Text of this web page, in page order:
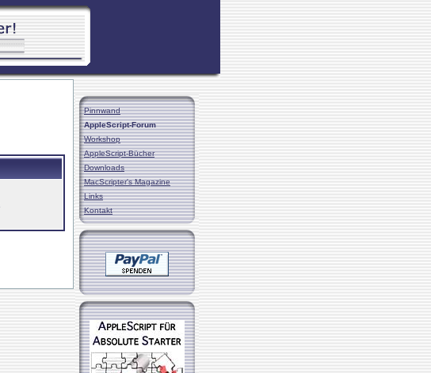
Pinnwand
AppleScript-Forum
Workshop
AppleScript-Bücher
Downloads
MacScripter's Magazine
Links
Kontakt